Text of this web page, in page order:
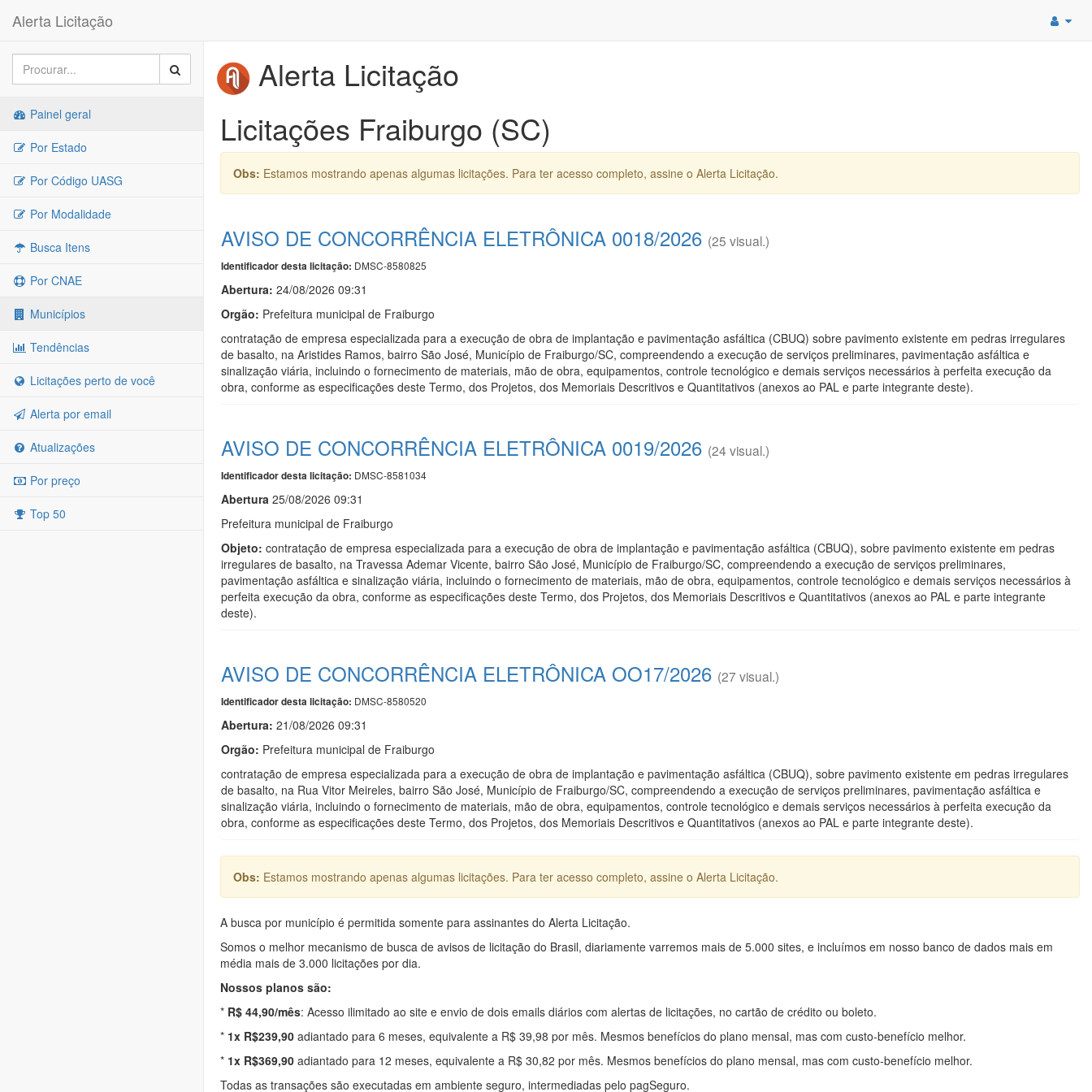
Alerta Licitação
Painel geral
Por Estado
Por Código UASG
Por Modalidade
Busca Itens
Por CNAE
Municípios
Tendências
Licitações perto de você
Alerta por email
Atualizações
Por preço
Top 50
Alerta Licitação
Licitações Fraiburgo (SC)
Obs: Estamos mostrando apenas algumas licitações. Para ter acesso completo, assine o Alerta Licitação.
AVISO DE CONCORRÊNCIA ELETRÔNICA 0018/2026 (25 visual.)
Identificador desta licitação: DMSC-8580825
Abertura: 24/08/2026 09:31
Orgão: Prefeitura municipal de Fraiburgo
contratação de empresa especializada para a execução de obra de implantação e pavimentação asfáltica (CBUQ) sobre pavimento existente em pedras irregulares
de basalto, na Aristides Ramos, bairro São José, Município de Fraiburgo/SC, compreendendo a execução de serviços preliminares, pavimentação asfáltica e
sinalização viária, incluindo o fornecimento de materiais, mão de obra, equipamentos, controle tecnológico e demais serviços necessários à perfeita execução da
obra, conforme as especificações deste Termo, dos Projetos, dos Memoriais Descritivos e Quantitativos (anexos ao PAL e parte integrante deste).
AVISO DE CONCORRÊNCIA ELETRÔNICA 0019/2026 (24 visual.)
Identificador desta licitação: DMSC-8581034
Abertura 25/08/2026 09:31
Prefeitura municipal de Fraiburgo
Objeto: contratação de empresa especializada para a execução de obra de implantação e pavimentação asfáltica (CBUQ), sobre pavimento existente em pedras
irregulares de basalto, na Travessa Ademar Vicente, bairro São José, Município de Fraiburgo/SC, compreendendo a execução de serviços preliminares,
pavimentação asfáltica e sinalização viária, incluindo o fornecimento de materiais, mão de obra, equipamentos, controle tecnológico e demais serviços necessários à
perfeita execução da obra, conforme as especificações deste Termo, dos Projetos, dos Memoriais Descritivos e Quantitativos (anexos ao PAL e parte integrante
deste).
AVISO DE CONCORRÊNCIA ELETRÔNICA OO17/2026 (27 visual.)
Identificador desta licitação: DMSC-8580520
Abertura: 21/08/2026 09:31
Orgão: Prefeitura municipal de Fraiburgo
contratação de empresa especializada para a execução de obra de implantação e pavimentação asfáltica (CBUQ), sobre pavimento existente em pedras irregulares
de basalto, na Rua Vitor Meireles, bairro São José, Município de Fraiburgo/SC, compreendendo a execução de serviços preliminares, pavimentação asfáltica e
sinalização viária, incluindo o fornecimento de materiais, mão de obra, equipamentos, controle tecnológico e demais serviços necessários à perfeita execução da
obra, conforme as especificações deste Termo, dos Projetos, dos Memoriais Descritivos e Quantitativos (anexos ao PAL e parte integrante deste).
Obs: Estamos mostrando apenas algumas licitações. Para ter acesso completo, assine o Alerta Licitação.
A busca por município é permitida somente para assinantes do Alerta Licitação.
Somos o melhor mecanismo de busca de avisos de licitação do Brasil, diariamente varremos mais de 5.000 sites, e incluímos em nosso banco de dados mais em
média mais de 3.000 licitações por dia.
Nossos planos são:
* R$ 44,90/mês: Acesso ilimitado ao site e envio de dois emails diários com alertas de licitações, no cartão de crédito ou boleto.
* 1x R$239,90 adiantado para 6 meses, equivalente a R$ 39,98 por mês. Mesmos benefícios do plano mensal, mas com custo-benefício melhor.
* 1x R$369,90 adiantado para 12 meses, equivalente a R$ 30,82 por mês. Mesmos benefícios do plano mensal, mas com custo-benefício melhor.
Todas as transações são executadas em ambiente seguro, intermediadas pelo pagSeguro.